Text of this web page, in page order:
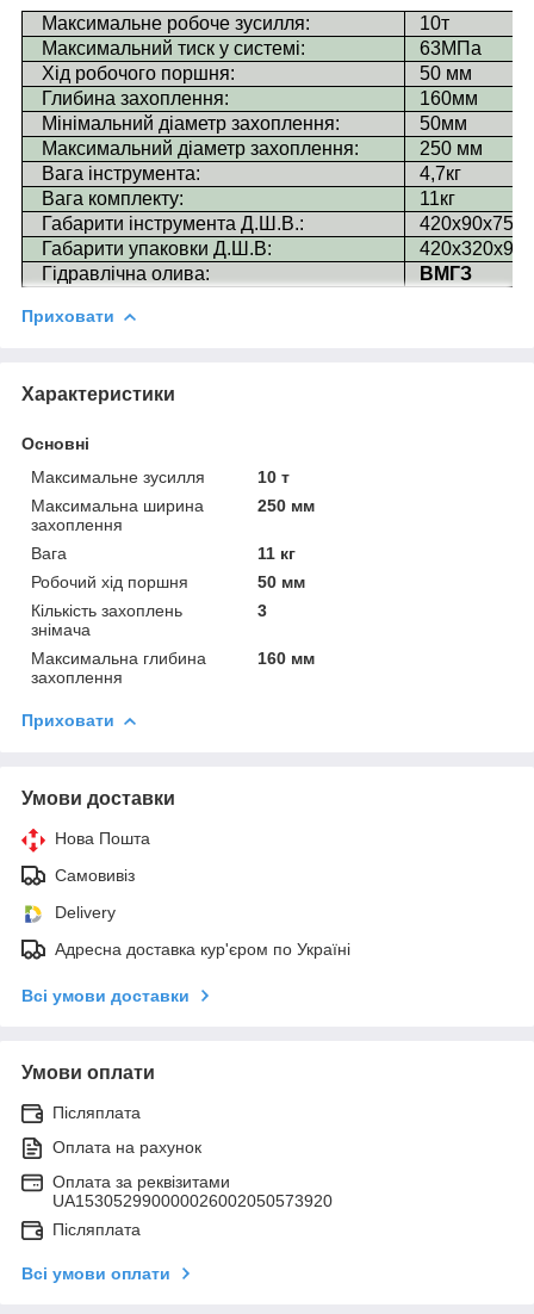
Максимальне робоче зусилля:
10т
Максимальний тиск у системі:
63МПа
Хід робочого поршня:
50 мм
Глибина захоплення:
160мм
Мінімальний діаметр захоплення:
50мм
Максимальний діаметр захоплення:
250 мм
Вага інструмента:
4,7кг
Вага комплекту:
11кг
Габарити інструмента Д.Ш.В.:
Габарити упаковки Д.Ш.В:
Гідравлічна олива:
ВМГЗ
Приховати
Характеристики
Основні
Максимальне зусилля
10 т
Максимальна ширина
захоплення
250 мм
Вага
11 кг
Робочий хід поршня
50 мм
Кількість захоплень
знімача
3
Максимальна глибина
захоплення
160 мм
Приховати
Умови доставки
Нова Пошта
Самовивіз
Delivery
Адресна доставка кур'єром по Україні
Всі умови доставки
Умови оплати
Післяплата
Оплата на рахунок
Оплата за реквізитами
UA153052990000026002050573920
Післяплата
Всі умови оплати